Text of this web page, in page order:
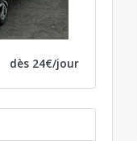
dès 24€/jour